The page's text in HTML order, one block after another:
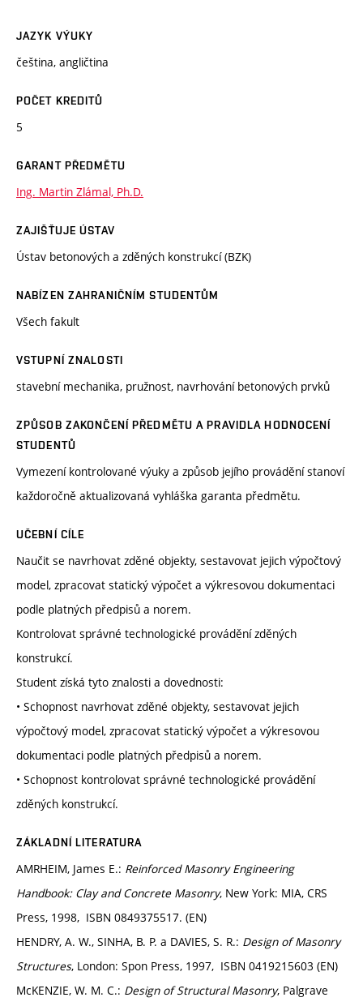
JAZYK VÝUKY
čeština, angličtina
POČET KREDITŮ
5
GARANT PŘEDMĚTU
Ing. Martin Zlámal, Ph.D.
ZAJIŠŤUJE ÚSTAV
Ústav betonových a zděných konstrukcí (BZK)
NABÍZEN ZAHRANIČNÍM STUDENTŮM
Všech fakult
VSTUPNÍ ZNALOSTI
stavební mechanika, pružnost, navrhování betonových prvků
ZPŮSOB ZAKONČENÍ PŘEDMĚTU A PRAVIDLA HODNOCENÍ
STUDENTŮ
Vymezení kontrolované výuky a způsob jejího provádění stanoví
každoročně aktualizovaná vyhláška garanta předmětu.
UČEBNÍ CÍLE
Naučit se navrhovat zděné objekty, sestavovat jejich výpočtový
model, zpracovat statický výpočet a výkresovou dokumentaci
podle platných předpisů a norem.
Kontrolovat správné technologické provádění zděných
konstrukcí.
Student získá tyto znalosti a dovednosti:
• Schopnost navrhovat zděné objekty, sestavovat jejich
výpočtový model, zpracovat statický výpočet a výkresovou
dokumentaci podle platných předpisů a norem.
• Schopnost kontrolovat správné technologické provádění
zděných konstrukcí.
ZÁKLADNÍ LITERATURA
AMRHEIM, James E.: Reinforced Masonry Engineering
Handbook: Clay and Concrete Masonry, New York: MIA, CRS
Press, 1998, ISBN 0849375517. (EN)
HENDRY, A. W., SINHA, B. P. a DAVIES, S. R.: Design of Masonry
Structures, London: Spon Press, 1997, ISBN 0419215603 (EN)
McKENZIE, W. M. C.: Design of Structural Masonry, Palgrave